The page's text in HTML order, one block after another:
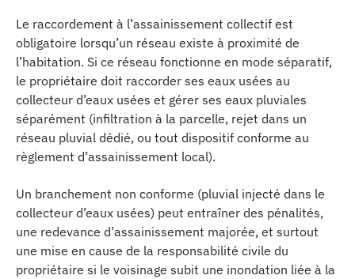
Le raccordement à l’assainissement collectif est
obligatoire lorsqu’un réseau existe à proximité de
l’habitation. Si ce réseau fonctionne en mode séparatif,
le propriétaire doit raccorder ses eaux usées au
collecteur d’eaux usées et gérer ses eaux pluviales
séparément (infiltration à la parcelle, rejet dans un
réseau pluvial dédié, ou tout dispositif conforme au
règlement d’assainissement local).
Un branchement non conforme (pluvial injecté dans le
collecteur d’eaux usées) peut entraîner des pénalités,
une redevance d’assainissement majorée, et surtout
une mise en cause de la responsabilité civile du
propriétaire si le voisinage subit une inondation liée à la